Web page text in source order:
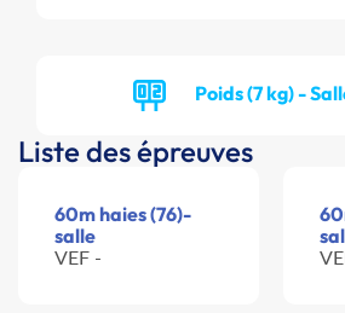
Poids (7 kg) -
Liste des épreuves
60m haies (76)-
salle
VEF -